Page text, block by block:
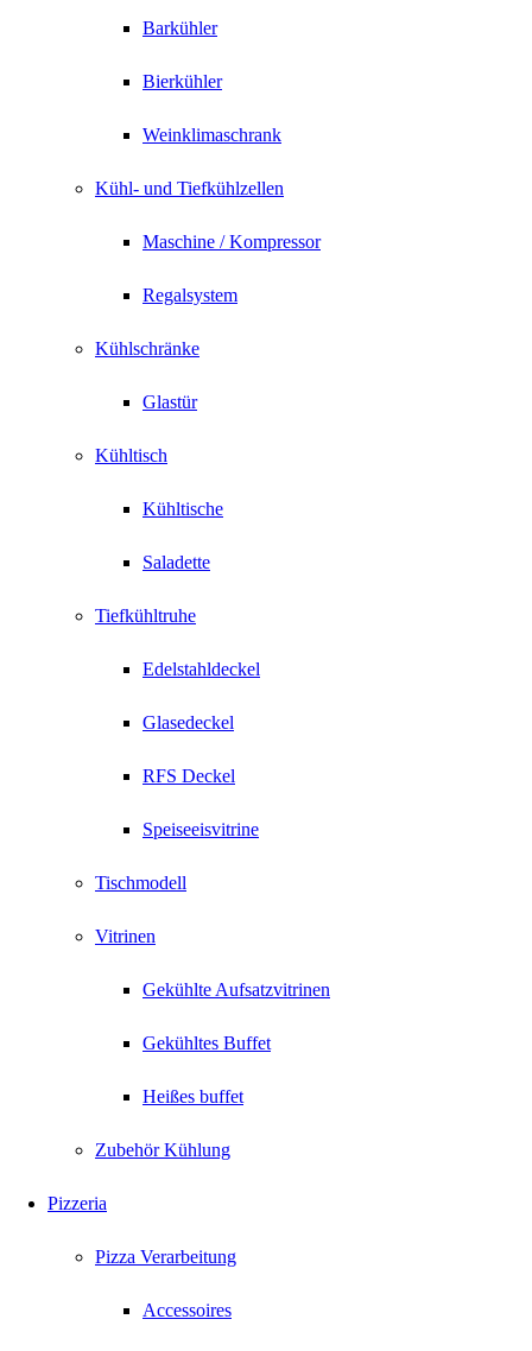
Barkühler
Bierkühler
Weinklimaschrank
Kühl- und Tiefkühlzellen
Maschine / Kompressor
Regalsystem
Kühlschränke
Glastür
Kühltisch
Kühltische
Saladette
Tiefkühltruhe
Edelstahldeckel
Glasedeckel
RFS Deckel
Speiseeisvitrine
Tischmodell
Vitrinen
Gekühlte Aufsatzvitrinen
Gekühltes Buffet
Heißes buffet
Zubehör Kühlung
Pizzeria
Pizza Verarbeitung
Accessoires